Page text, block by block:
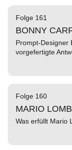
Folge 161
BONNY
Prompt-Designer
vorgefertigte
Folge 160
MARIO
Was erfüllt Mario